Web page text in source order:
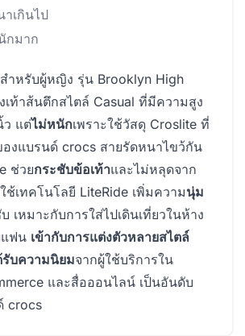
เกินไป
กมาก
ำหรับผู้หญิง รุ่น Brooklyn High
เท้าส้นตึกสไตล์ Casual ที่มีความสูง
แต่ไม่หนักเพราะใช้วัสดุ Croslite ที่
งแบรนด์ crocs สายรัดหนาไขว้กัน
ช่วยกระชับข้อเท้าและไม่หลุดจาก
ช้เทคโนโลยี LiteRide เพิ่มความนุ่ม
เหมาะกับการใส่ไปเดินเที่ยวในห้าง
ฟน เข้ากับการแต่งตัวหลายสไตล์
รับความนิยมจากผู้ใช้บริการใน
และสื่อออนไลน์ เป็นอันดับ
crocs